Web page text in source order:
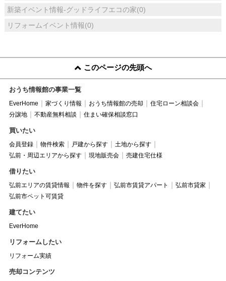
新築イベント情報-グッドライフエコの家(0)
リフォームイベント情報(0)
このページの先頭へ
おうち情報館の事業一覧
EverHome 家づくり情報 おうち情報館の売却
住宅ローン相談会
分譲地
不動産無料相談 住まい確保相談窓口
買いたい
会員登録 物件検索 戸建から探す
土地から探す
弘前・周辺エリアから探す
現地販売会 売建住宅仕様
借りたい
弘前エリアの賃貸情報 物件を探す 弘前市賃貸アパート
弘前市貸家
弘前市ペット可賃貸
建てたい
EverHome
リフォームしたい
リフォーム実績
売却コンテンツ